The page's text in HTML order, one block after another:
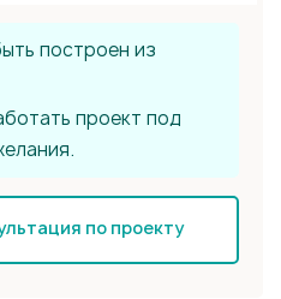
построен из
проект под
по проекту